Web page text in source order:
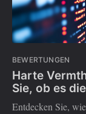
BEWERTUNGEN
Harte
Sie, ob es
Entdecken Sie,